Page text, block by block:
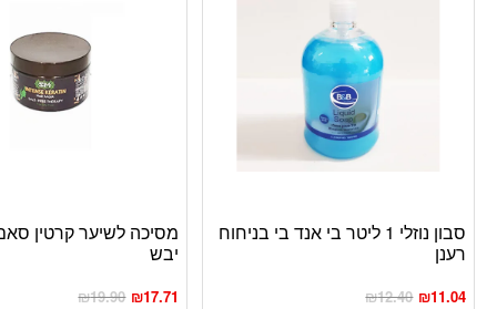
סבון נוזלי 1 ליטר בי אנד בי בניחוח
רענן
₪12.40 ₪11.04
מסיכה לשיער קרטין
יבש
₪19.90 ₪17.71